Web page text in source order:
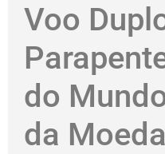
Voo
do
da Moeda